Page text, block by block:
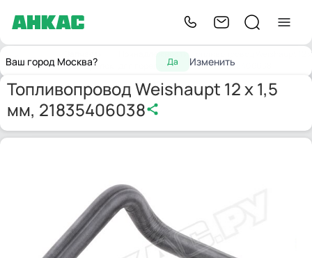
Ваш город Москва? Да Изменить
Главнаядля горелок
для горелок
Топливопровод Weishaupt 12 х
1,5 мм, 21835406038
Топливопровод Weishaupt 12 х 1,5
мм, 21835406038